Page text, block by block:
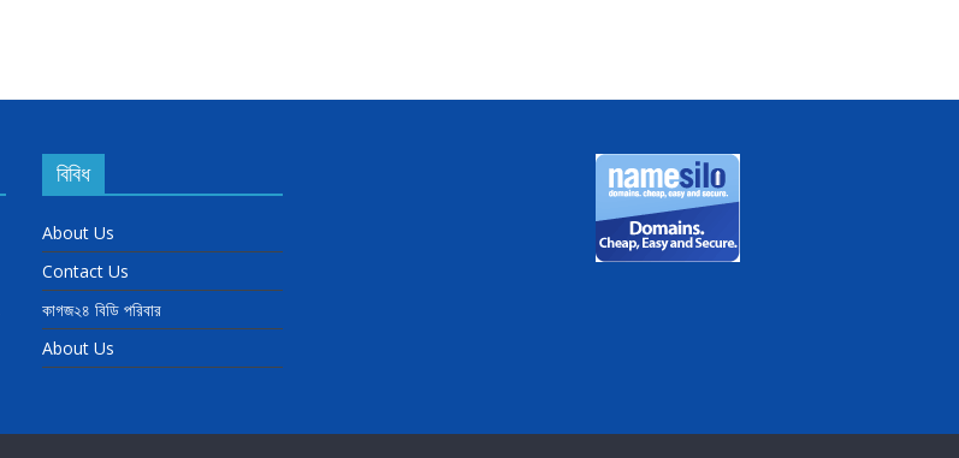
বিবিধ
About Us
Contact Us
কাগজ২৪ বিডি পরিবার
About Us